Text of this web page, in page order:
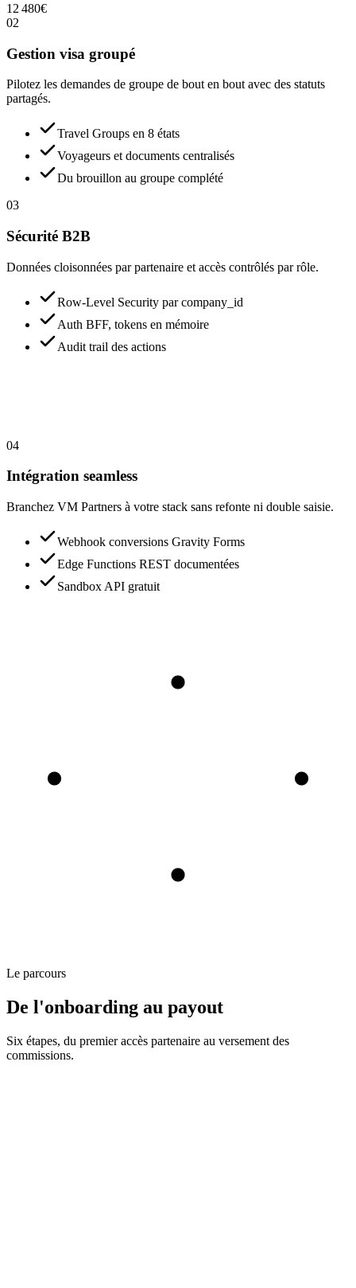
12 480€
02
Gestion visa groupé
Pilotez les demandes de groupe de bout en bout avec des statuts
partagés.
Travel Groups en 8 états
Voyageurs et documents centralisés
Du brouillon au groupe complété
03
Sécurité B2B
Données cloisonnées par partenaire et accès contrôlés par rôle.
Row-Level Security par company_id
Auth BFF, tokens en mémoire
Audit trail des actions
04
Intégration seamless
Branchez VM Partners à votre stack sans refonte ni double saisie.
Webhook conversions Gravity Forms
Edge Functions REST documentées
Sandbox API gratuit
Le parcours
De l'onboarding au payout
Six étapes, du premier accès partenaire au versement des
commissions.